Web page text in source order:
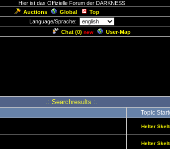
Hier ist das Offizielle Forum der DARKNESS
Auctions Global Top
Language/Sprache:
Chat (0) new User-Map
.: Searchresults :.
Topic
Helter
Helter